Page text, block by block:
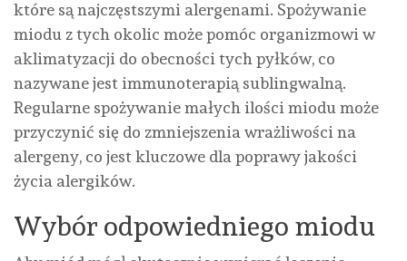
które są najczęstszymi alergenami. Spożywanie
miodu z tych okolic może pomóc organizmowi w
aklimatyzacji do obecności tych pyłków, co
nazywane jest immunoterapią sublingwalną.
Regularne spożywanie małych ilości miodu może
przyczynić się do zmniejszenia wrażliwości na
alergeny, co jest kluczowe dla poprawy jakości
życia alergików.
Wybór odpowiedniego miodu